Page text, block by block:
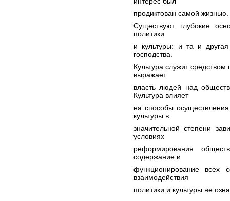
продиктован самой жизнью.
Существуют глубокие
политики
и культуры: и та и
господства.
Культура служит
выражает
власть людей над
Культура влияет
на способы
культуры в
значительной степени
условиях
реформирования
содержание и
функционирование всех
взаимодействия
политики и культуры не